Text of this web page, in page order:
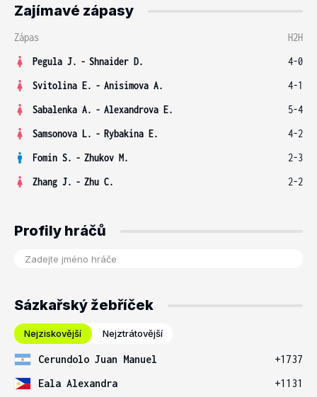
Zajímavé zápasy
Zápas
H2H
Pegula J. - Shnaider D.
4-0
Svitolina E. - Anisimova A.
4-1
Sabalenka A. - Alexandrova E.
5-4
Samsonova L. - Rybakina E.
4-2
Fomin S. - Zhukov M.
2-3
Zhang J. - Zhu C. 2-2
Profily hráčů
Sázkařský žebříček
Nejziskovější Nejztrátovější
Cerundolo Juan Manuel
+1737
Eala Alexandra
+1131